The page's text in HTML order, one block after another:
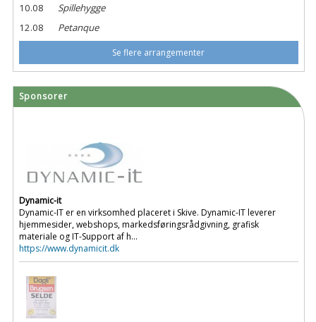
10.08
Spillehygge
12.08
Petanque
Se flere arrangementer
Sponsorer
Dynamic-it
Dynamic-IT er en virksomhed placeret i Skive. Dynamic-IT leverer
hjemmesider, webshops, markedsføringsrådgivning, grafisk
materiale og IT-Support af h...
https://www.dynamicit.dk